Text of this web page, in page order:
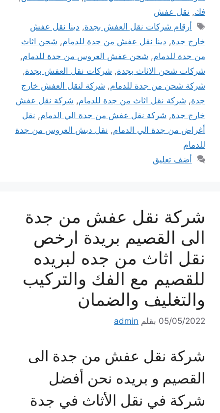
فك, نقل عفش
الوسوم
أرقام شركات نقل العفش بجدة, دينا نقل عفش
خارج جدة, دينا نقل عفش من جدة للدمام, شحن اثاث
من جدة للدمام, شحن عفش العروس من جدة للدمام,
شركات شحن الاثاث بجدة, شركات نقل العفش بجدة,
شركة شحن من جدة للدمام, شركة لنقل العفش خارج
جدة, شركة نقل اثاث من جدة للدمام, شركة نقل عفش
خارج جدة, شركة نقل عفش من جدة الي الدمام, نقل
أغراض من جدة الي الدمام, نقل دبش العروس من جدة
للدمام
أضف تعليق
شركة نقل عفش من جدة
الى القصيم بريدة ارخص
نقل اثاث من جده لبريده
للقصيم مع الفك والتركيب
والتغليف والضمان
05/05/2022 بقلم admin
شركة نقل عفش من جدة الى
القصيم و بريده نحن أفضل
شركة في نقل الأثاث في جدة